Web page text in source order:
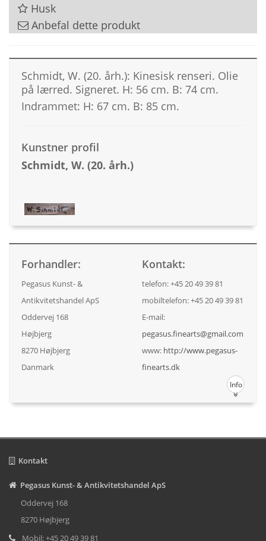
Husk
Anbefal dette produkt
Schmidt, W. (20. årh.): Kinesisk renseri. Olie
på lærred. Signeret. H: 56 cm. B: 74 cm.
Indrammet: H: 67 cm. B: 85 cm.
Kunstner profil
Schmidt, W. (20. årh.)
Forhandler:
Pegasus Kunst- &
Antikvitetshandel ApS
Oddervej 168
Højbjerg
8270 Højbjerg
Danmark
Kontakt:
telefon: +45 20 49 39 81
mobiltelefon: +45 20 49 39 81
E-mail:
pegasus.finearts@gmail.com
www: http://www.pegasus-
finearts.dk
Info
Kontakt
Pegasus Kunst- & Antikvitetshandel ApS
Oddervej 168
8270 Højbjerg
Mobil: +45 20 49 39 81